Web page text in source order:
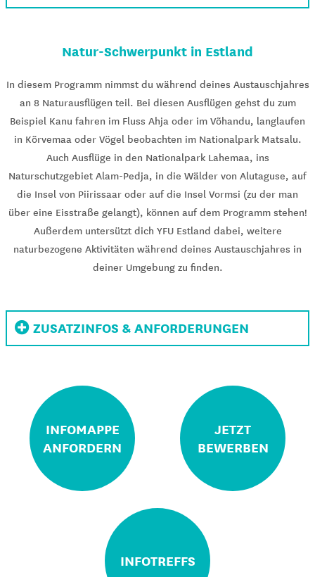
Natur-Schwerpunkt in Estland
In diesem Programm nimmst du während deines Austauschjahres
an 8 Naturausflügen teil. Bei diesen Ausflügen gehst du zum
Beispiel Kanu fahren im Fluss Ahja oder im Võhandu, langlaufen
in Kõrvemaa oder Vögel beobachten im Nationalpark Matsalu.
Auch Ausflüge in den Nationalpark Lahemaa, ins
Naturschutzgebiet Alam-Pedja, in die Wälder von Alutaguse, auf
die Insel von Piirissaar oder auf die Insel Vormsi (zu der man
über eine Eisstraße gelangt), können auf dem Programm stehen!
Außerdem untersützt dich YFU Estland dabei, weitere
naturbezogene Aktivitäten während deines Austauschjahres in
deiner Umgebung zu finden.
ZUSATZINFOS & ANFORDERUNGEN
INFOMAPPE
ANFORDERN
JETZT
BEWERBEN
INFOTREFFS